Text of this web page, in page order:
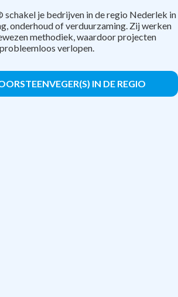
je bedrijven in de regio Nederlek in
onderhoud of verduurzaming. Zij werken
methodiek, waardoor projecten
probleemloos verlopen.
IN DE REGIO